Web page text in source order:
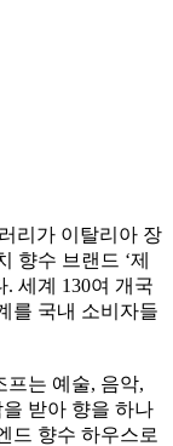
리가 이탈리아 장
향수 브랜드 ‘제
. 세계 130여 개국
를 국내 소비자들
프는 예술, 음악,
받아 향을 하나
드 향수 하우스로